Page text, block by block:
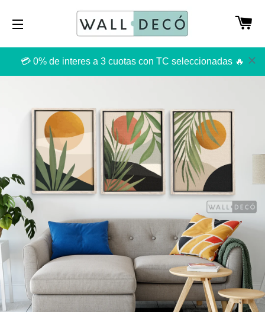
NAVEGACIÓN
💳 0% de interes a 3 cuotas con TC seleccionadas 🔥